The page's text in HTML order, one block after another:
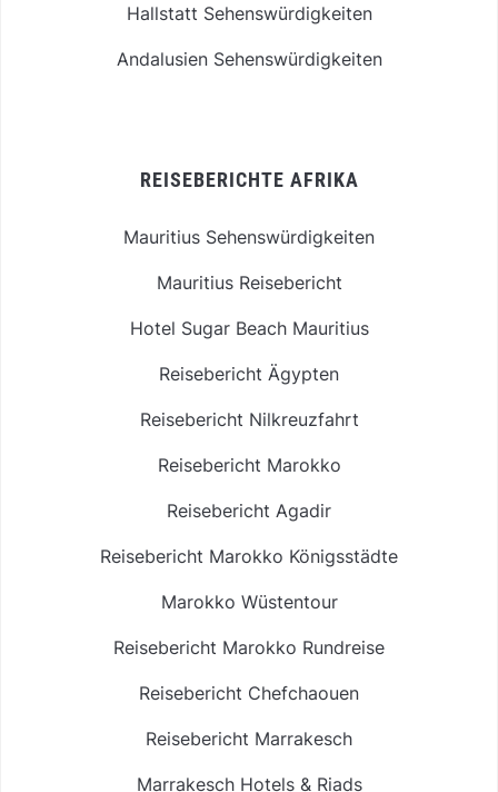
Hallstatt Sehenswürdigkeiten
Andalusien Sehenswürdigkeiten
REISEBERICHTE AFRIKA
Mauritius Sehenswürdigkeiten
Mauritius Reisebericht
Hotel Sugar Beach Mauritius
Reisebericht Ägypten
Reisebericht Nilkreuzfahrt
Reisebericht Marokko
Reisebericht Agadir
Reisebericht Marokko Königsstädte
Marokko Wüstentour
Reisebericht Marokko Rundreise
Reisebericht Chefchaouen
Reisebericht Marrakesch
Marrakesch Hotels & Riads